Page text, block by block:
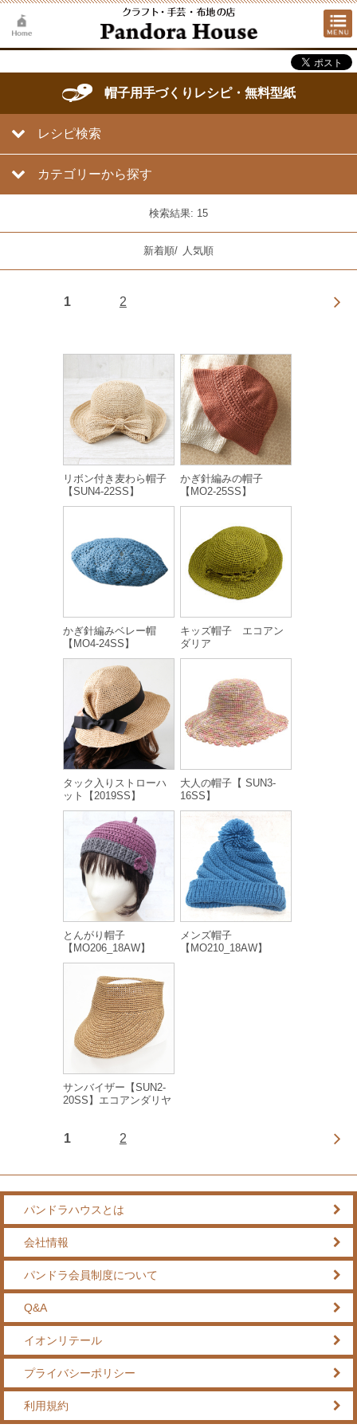
帽子用手づくりレシピ・無料型紙
レシピ検索
カテゴリーから探す
検索結果: 15
新着順/ 人気順
1 2
リボン付き麦わら帽子
【SUN4-22SS】
かぎ針編みの帽子
【MO2-25SS】
かぎ針編みベレー帽
【MO4-24SS】
キッズ帽子 エコアン
ダリア
タック入りストローハ
ット【2019SS】
大人の帽子【 SUN3-
16SS】
とんがり帽子
【MO206_18AW】
メンズ帽子
【MO210_18AW】
サンバイザー【SUN2-
20SS】エコアンダリヤ
1 2
パンドラハウスとは
会社情報
パンドラ会員制度について
Q&A
イオンリテール
プライバシーポリシー
利用規約